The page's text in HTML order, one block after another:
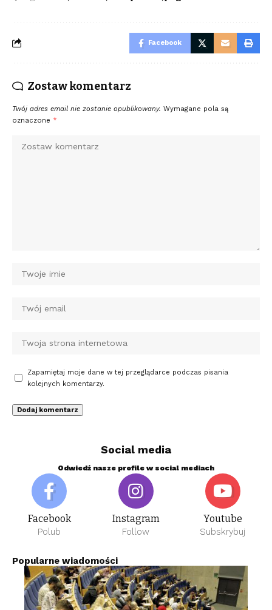
Facebook
Zostaw komentarz
Twój adres email nie zostanie opublikowany. Wymagane pola są
oznaczone *
Zapamiętaj moje dane w tej przeglądarce podczas pisania
kolejnych komentarzy.
Social media
Odwiedź nasze profile w social mediach
Facebook
Polub
Instagram
Follow
Youtube
Subskrybuj
Popularne wiadomości